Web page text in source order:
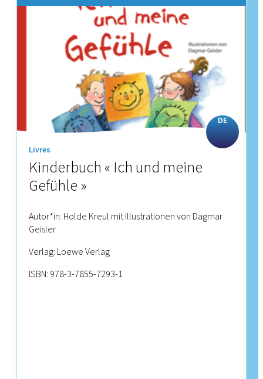
DE
Livres
Kinderbuch « Ich und meine
Gefühle »
Autor*in: Holde Kreul mit Illustrationen von Dagmar
Geisler
Verlag: Loewe Verlag
ISBN: 978-3-7855-7293-1